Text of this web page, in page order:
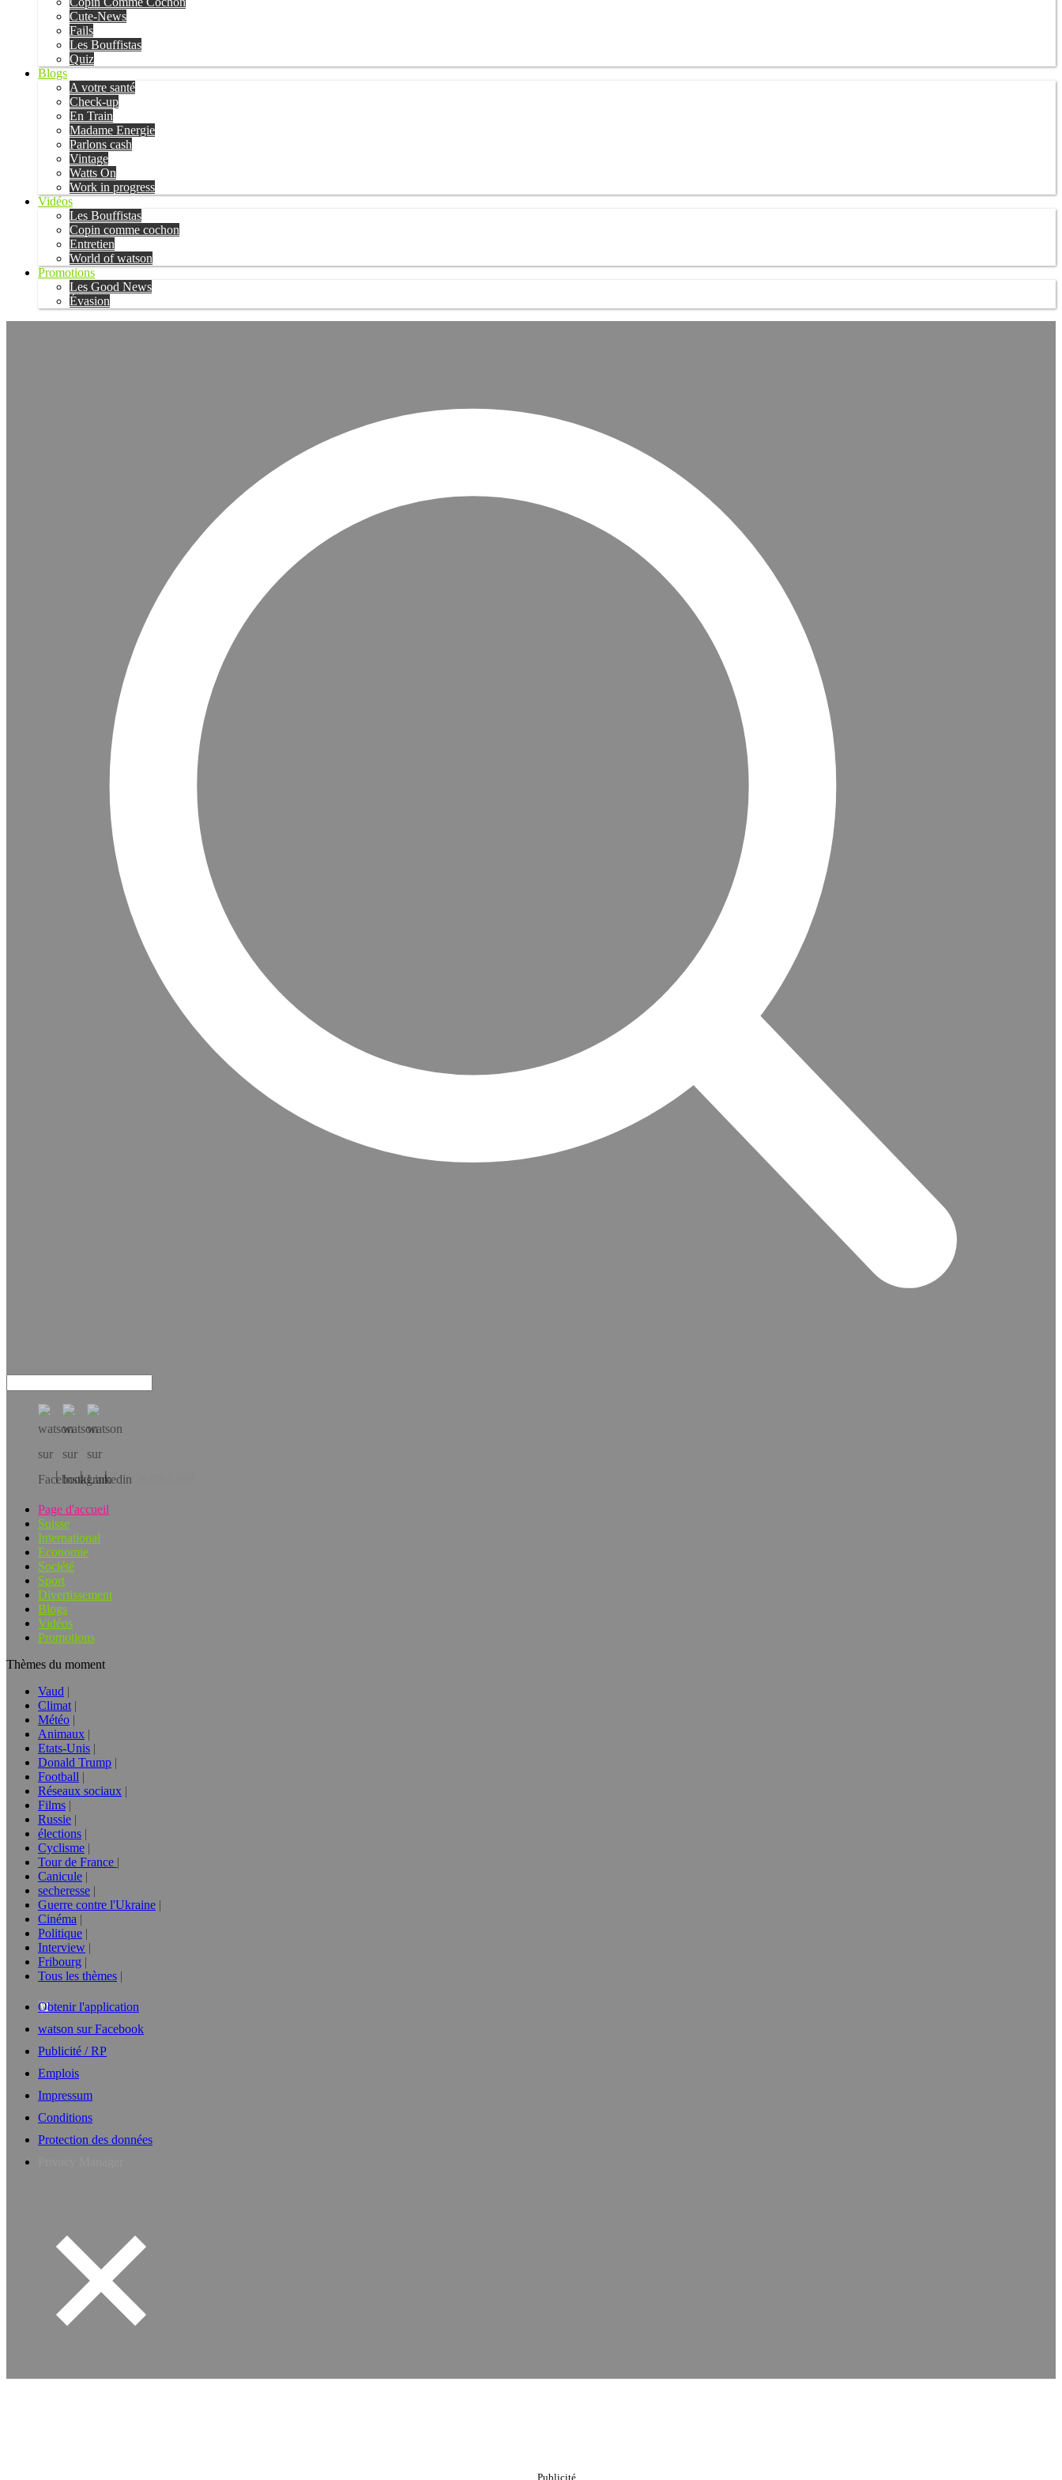
Cute-News
Fails
Les Bouffistas
Quiz
Blogs
A votre santé
Check-up
En Train
Madame Energie
Parlons cash
Vintage
Watts On
Work in progress
Vidéos
Les Bouffistas
Copin comme cochon
Entretien
World of watson
Promotions
Les Good News
Évasion
Téléchargez l’app!
Page d'accueil
Suisse
International
Economie
Société
Sport
Divertissement
Blogs
Vidéos
Promotions
Thèmes du moment
Vaud
Climat
Météo
Animaux
Etats-Unis
Donald Trump
Football
Réseaux sociaux
Films
Russie
élections
Cyclisme
Tour de France
Canicule
secheresse
Guerre contre l'Ukraine
Cinéma
Politique
Interview
Fribourg
Tous les thèmes
Obtenir l'application
watson sur Facebook
Publicité / RP
Emplois
Impressum
Conditions
Protection des données